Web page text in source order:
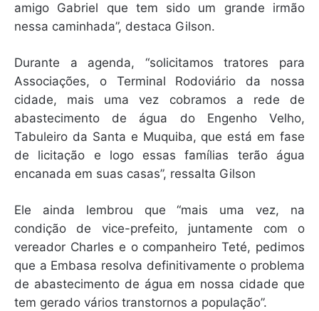
amigo Gabriel que tem sido um grande irmão
nessa caminhada”, destaca Gilson.
Durante a agenda, “solicitamos tratores para
Associações, o Terminal Rodoviário da nossa
cidade, mais uma vez cobramos a rede de
abastecimento de água do Engenho Velho,
Tabuleiro da Santa e Muquiba, que está em fase
de licitação e logo essas famílias terão água
encanada em suas casas”, ressalta Gilson
Ele ainda lembrou que “mais uma vez, na
condição de vice-prefeito, juntamente com o
vereador Charles e o companheiro Teté, pedimos
que a Embasa resolva definitivamente o problema
de abastecimento de água em nossa cidade que
tem gerado vários transtornos a população”.